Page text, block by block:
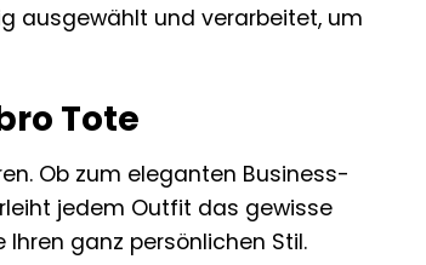
ausgewählt und verarbeitet, um
Tote
Ob zum eleganten Business-
jedem Outfit das gewisse
Ihren ganz persönlichen Stil.